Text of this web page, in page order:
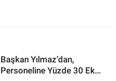
Başkan Yılmaz’dan,
Personeline Yüzde 30 Ek